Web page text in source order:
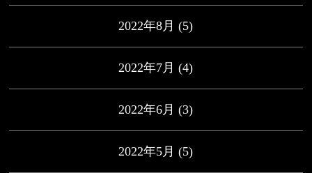
2022年8月 (5)
2022年7月 (4)
2022年6月 (3)
2022年5月 (5)